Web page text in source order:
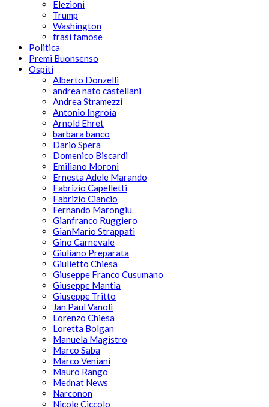
Elezioni
Trump
Washington
frasi famose
Politica
Premi Buonsenso
Ospiti
Alberto Donzelli
andrea nato castellani
Andrea Stramezzi
Antonio Ingroia
Arnold Ehret
barbara banco
Dario Spera
Domenico Biscardi
Emiliano Moroni
Ernesta Adele Marando
Fabrizio Capelletti
Fabrizio Ciancio
Fernando Marongiu
Gianfranco Ruggiero
GianMario Strappati
Gino Carnevale
Giuliano Preparata
Giulietto Chiesa
Giuseppe Franco Cusumano
Giuseppe Mantia
Giuseppe Tritto
Jan Paul Vanoli
Lorenzo Chiesa
Loretta Bolgan
Manuela Magistro
Marco Saba
Marco Veniani
Mauro Rango
Mednat News
Narconon
Nicole Ciccolo